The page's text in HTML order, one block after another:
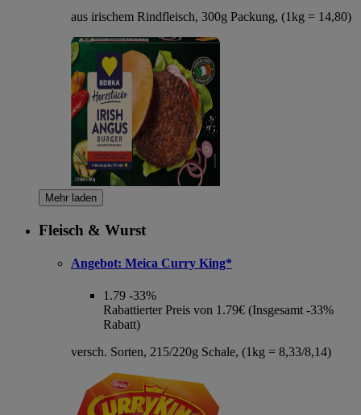
aus irischem Rindfleisch, 300g Packung, (1kg = 14,80)
Mehr laden
Fleisch & Wurst
Angebot: Meica Curry King*
1.79 -33%
Rabattierter Preis von 1.79€ (Insgesamt -33%
Rabatt)
versch. Sorten, 215/220g Schale, (1kg = 8,33/8,14)